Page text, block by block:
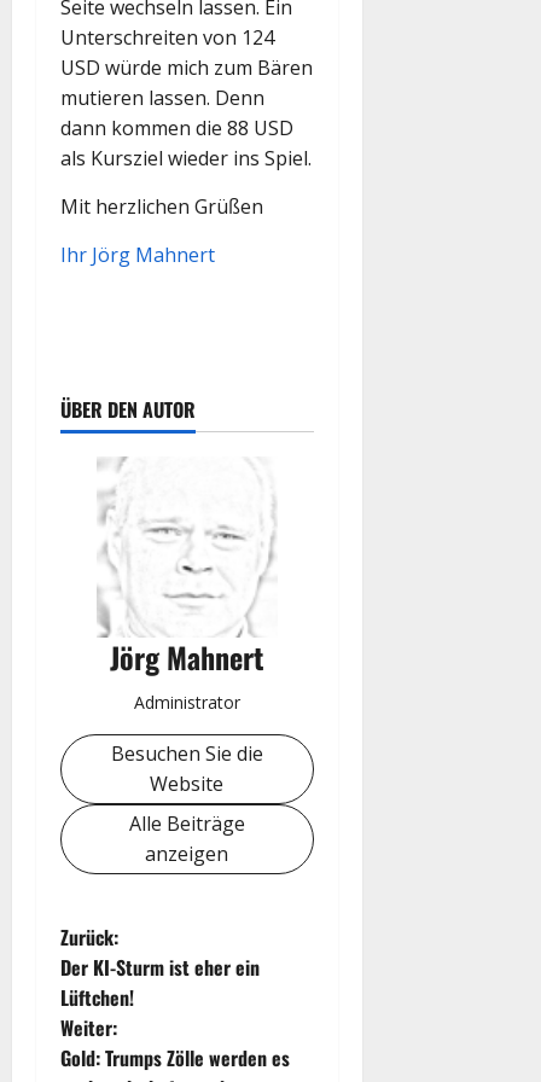
Seite wechseln lassen. Ein
Unterschreiten von 124
USD würde mich zum Bären
mutieren lassen. Denn
dann kommen die 88 USD
als Kursziel wieder ins Spiel.
Mit herzlichen Grüßen
Ihr Jörg Mahnert
ÜBER DEN AUTOR
Jörg Mahnert
Administrator
Besuchen Sie die
Website
Alle Beiträge
anzeigen
B
e
i
Zurück:
Der KI-Sturm ist eher ein
Lüftchen!
Weiter:
Gold: Trumps Zölle werden es